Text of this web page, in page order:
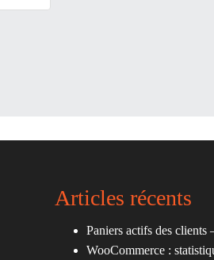
Articles récents
Paniers actifs des clients
WooCommerce :